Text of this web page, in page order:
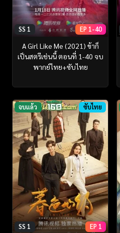
SS 1 EP 1-40
A Girl Like Me (2021) ข้าก็
เป็นสตรีเช่นนี้ ตอนที่ 1-40 จบ
พากย์ไทย+ซับไทย
จบแล้ว ซับไทย
SS 1 EP 1